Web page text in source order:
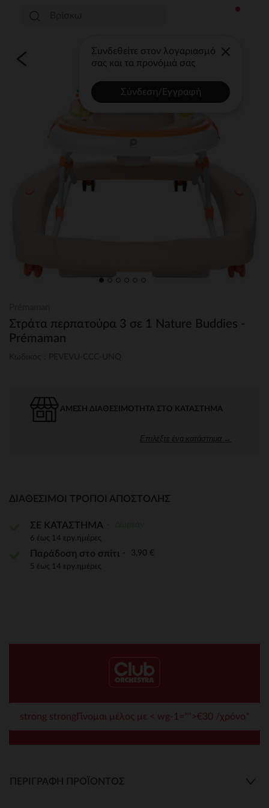
Συνδεθείτε στον λογαριασμό
σας και τα προνόμιά σας
Σύνδεση/Εγγραφή
Στράτα περπατούρα 3 σε 1 Nature Buddies -
Prémaman
ΆΜΕΣΗ ΔΙΑΘΕΣΙΜΌΤΗΤΑ ΣΤΟ ΚΑΤΆΣΤΗΜΑ
Επιλέξτε ένα κατάστημα →
ΔΙΑΘΈΣΙΜΟΙ ΤΡΌΠΟΙ ΑΠΟΣΤΟΛΉΣ
ΣΕ ΚΑΤΑΣΤΗΜΑ
6 έως 14 εργ.ημέρες
Παράδοση στο σπίτι 3,90 €
5 έως 14 εργ.ημέρες
strong strongΓίνομαι μέλος με < wg-1="">€30 /χρόνο*
ΠΕΡΙΓΡΑΦΉ ΠΡΟΪΌΝΤΟΣ